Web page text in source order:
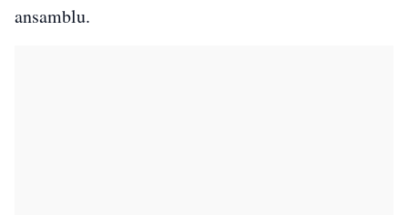
ansamblu.